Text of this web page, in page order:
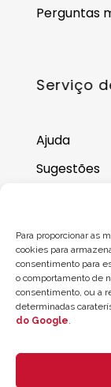
Para proporcionar as
cookies para
consentimento para
o comportamento de
consentimento, ou a
determinadas
do Google.
Perguntas
Serviço
Ajuda
Sugestões
Onde nos